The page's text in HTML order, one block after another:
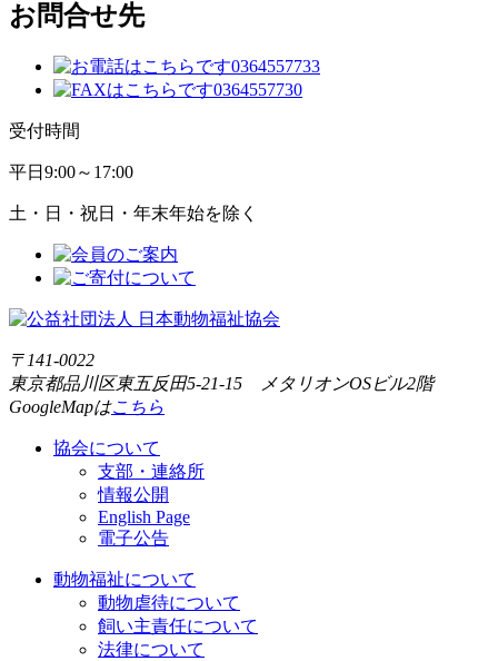
お問合せ先
受付時間
平日 9:00～17:00
土・日・祝日・年末年始を除く
〒141-0022
東京都品川区東五反田5-21-15 メタリオンOSビル2階
GoogleMapはこちら
協会について
支部・連絡所
情報公開
English Page
電子公告
動物福祉について
動物虐待について
飼い主責任について
法律について